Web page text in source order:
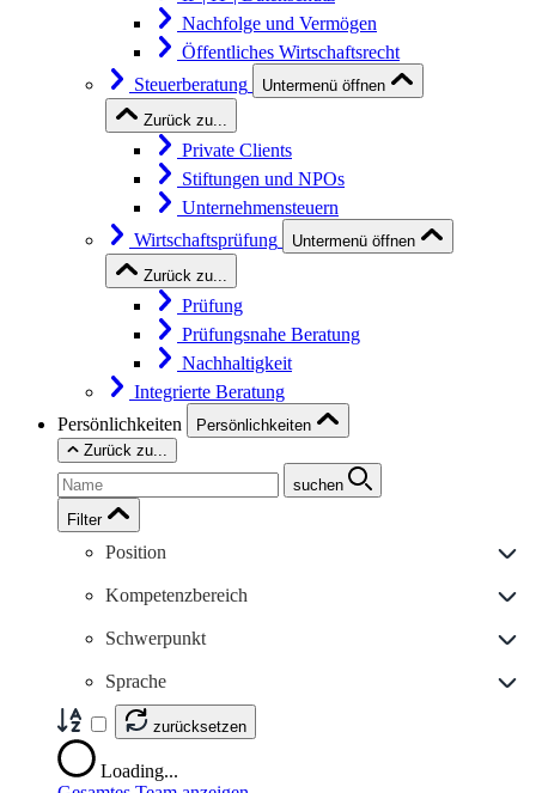
Nachfolge und Vermögen
Öffentliches Wirtschaftsrecht
Steuerberatung
Untermenü öffnen
Zurück zu...
Private Clients
Stiftungen und NPOs
Unternehmensteuern
Wirtschaftsprüfung
Untermenü öffnen
Zurück zu...
Prüfung
Prüfungsnahe Beratung
Nachhaltigkeit
Integrierte Beratung
Persönlichkeiten
Persönlichkeiten
Zurück zu...
suchen
Filter
Position
Kompetenzbereich
Schwerpunkt
Sprache
zurücksetzen
Loading...